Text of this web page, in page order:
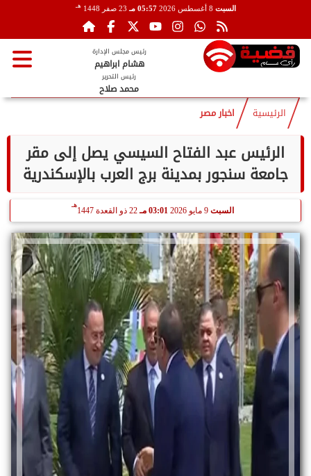
السبت 05:57 مـ 23 صفر 1448 هـ
رئيس مجلس الإدارة
هشام ابراهيم
رئيس التحرير
محمد صلاح
الرئيسية اخبار مصر
الرئيس عبد الفتاح السيسي يصل إلى مقر
جامعة سنجور بمدينة برج العرب بالإسكندرية
السبت 03:01 مـ 22 ذو القعدة 1447
هـ